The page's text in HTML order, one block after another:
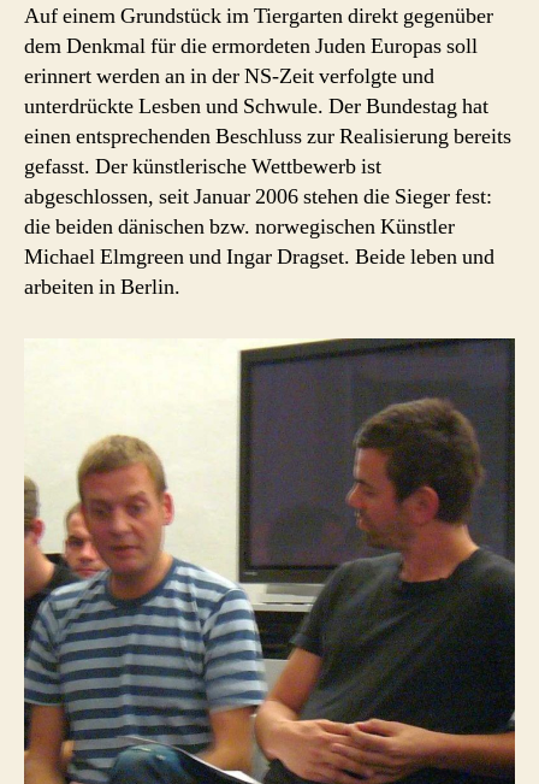
Auf einem Grundstück im Tiergarten direkt gegenüber
dem Denkmal für die ermordeten Juden Europas soll
erinnert werden an in der NS-Zeit verfolgte und
unterdrückte Lesben und Schwule. Der Bundestag hat
einen entsprechenden Beschluss zur Realisierung bereits
gefasst. Der künstlerische Wettbewerb ist
abgeschlossen, seit Januar 2006 stehen die Sieger fest:
die beiden dänischen bzw. norwegischen Künstler
Michael Elmgreen und Ingar Dragset. Beide leben und
arbeiten in Berlin.